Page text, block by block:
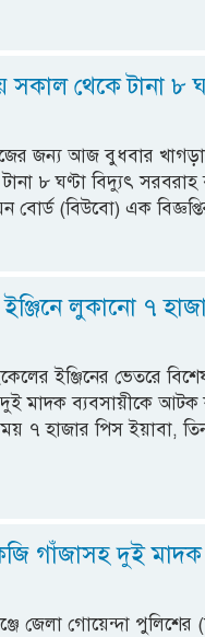
থেকে টানা ৮
জন্য আজ বুধবার
৮ ঘণ্টা বিদ্যুৎ সরবরাহ
বোর্ড (বিউবো) এক
লুকানো ৭
ইঞ্জিনের ভেতরে
মাদক ব্যবসায়ীকে আটক
সময় ৭ হাজার পিস ইয়াবা,
গাঁজাসহ দুই মাদক
জেলা গোয়েন্দা পুলিশের